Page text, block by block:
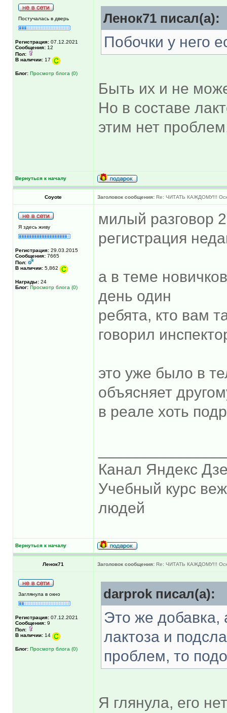
Постучалась в дверь
Регистрация: 07.12.2021
Сообщения: 12
Пол:
В наличии: 17
Блог: Просмотр блога (0)
Ленок71 писал(а):
Побочки у него
Быть их и не
Но в составе
этим нет
Вернуться к началу
Coyote Заголовок сообщения: Re: ЧИТАТЬ КАЖДОМУ!!!
Я здесь живу
Регистрация: 29.03.2015
Сообщения: 7665
Пол:
В наличии: 5,862
Награды: 24
Блог: Просмотр блога (0)
милый разговор
регистрация
а в теме
день один
ребята, кто вам
говорил
это уже было в
объясняет
в реале хоть
Канал Яндекс
Учебный курс
людей
Вернуться к началу
Ленок71 Заголовок сообщения: Re: ЧИТАТЬ КАЖДОМУ!!!
Заглянула в окно
Регистрация: 07.12.2021
Сообщения: 9
Пол:
В наличии: 14
Блог: Просмотр блога (0)
darprok писал(а):
Это же добавка,
лактоза и
проблем, то
Я глянула, его